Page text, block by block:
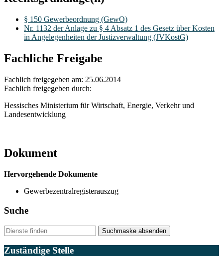
§ 150 Gewerbeordnung (GewO)
Nr. 1132 der Anlage zu § 4 Absatz 1 des Gesetz über Kosten
in Angelegenheiten der Justizverwaltung (JVKostG)
Fachliche Freigabe
Fachlich freigegeben am: 25.06.2014
Fachlich freigegeben durch:
Hessisches Ministerium für Wirtschaft, Energie, Verkehr und
Landesentwicklung
Dokument
Hervorgehende Dokumente
Gewerbezentralregisterauszug
Suche
Suchmaske absenden
Zuständige Stelle